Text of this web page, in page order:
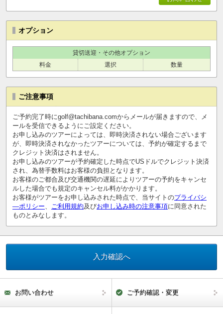
オプション
貸切送迎・その他オプション
料金
選択 数量
ご注意事項
ご予約完了時にgolf@tachibana.comからメールが届きますので、メ
ールを受信できるようにご設定ください。
お申し込みのツアーによっては、即時決済されない場合ございます
が、即時決済されなかったツアーについては、予約が確定するまで
クレジット決済はされません。
お申し込みのツアーが予約確定した時点でUSドルでクレジット決済
され、為替手数料はお客様の負担となります。
お客様のご都合及び交通機関の遅延によりツアーの予約をキャンセ
ルした場合でも規定のキャンセル料がかかります。
お客様がツアーをお申し込みされた時点で、当サイトのプライバシ
―ポリシー
ご利用規約及びお申し込み時の注意事項に同意された
ものとみなします。
お問い合わせ ご予約確認・変更